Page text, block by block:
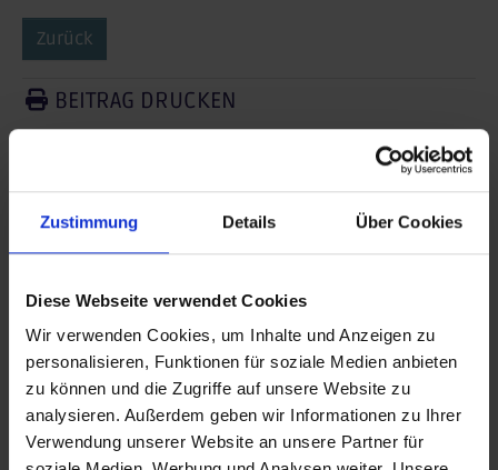
Zustimmung Details Über Cookies
Diese Webseite verwendet Cookies
Wir verwenden Cookies, um Inhalte und Anzeigen zu
personalisieren, Funktionen für soziale Medien anbieten
zu können und die Zugriffe auf unsere Website zu
analysieren. Außerdem geben wir Informationen zu Ihrer
Verwendung unserer Website an unsere Partner für
Zurück
BEITRAG DRUCKEN
posten
teilen
mail
RSS FEED